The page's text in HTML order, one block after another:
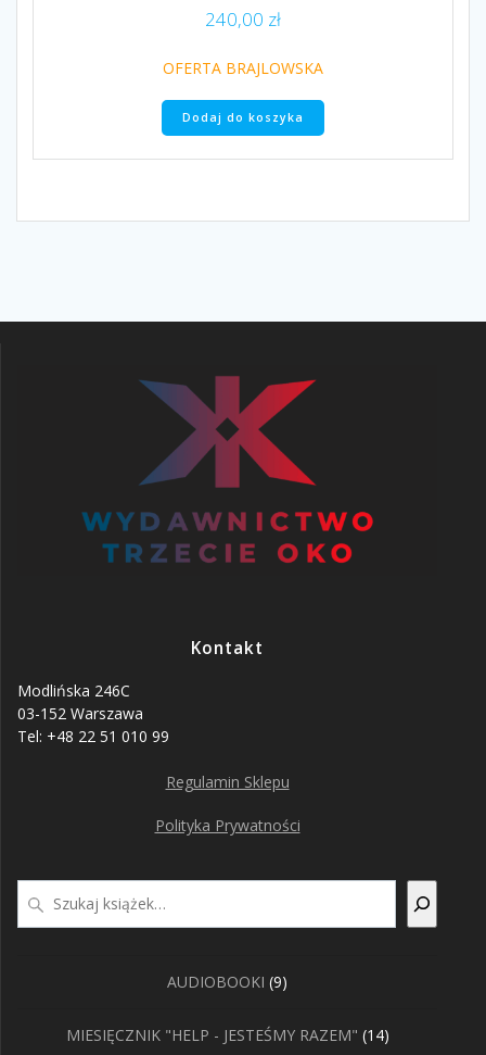
240,00 zł
OFERTA BRAJLOWSKA
Dodaj do koszyka
Kontakt
Modlińska 246C
03-152 Warszawa
Tel: +48 22 51 010 99
Regulamin Sklepu
Polityka Prywatności
AUDIOBOOKI 99
MIESIĘCZNIK "HELP - JESTEŚMY RAZEM" 1414